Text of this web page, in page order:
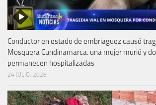
Conductor en estado de embriaguez causó
Mosquera Cundinamarca: una mujer murió y
permanecen hospitalizadas
24 JULIO, 2026